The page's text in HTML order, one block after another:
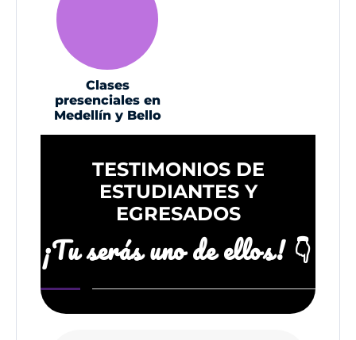
Clases
presenciales en
Medellín y Bello
TESTIMONIOS DE
ESTUDIANTES Y
EGRESADOS
¡Tu serás uno de ellos! 👇